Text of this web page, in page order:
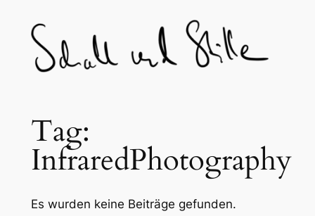
content
Tag:
InfraredPhotography
Es wurden keine Beiträge gefunden.